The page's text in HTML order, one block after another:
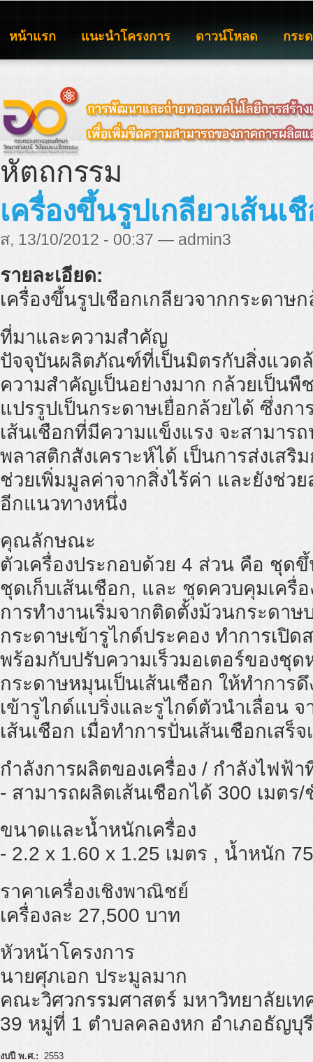
หน้าแรก แนะนำโครงการ ดาวน์โหลด กระ
หัตถกรรม
เครื่องขึ้นรูปเกลียวเส้นเ
ส, 13/10/2012 - 00:37 — admin3
รายละเอียด:
เครื่องขึ้นรูปเชือกเกลียวจากกระดาษ
ที่มาและความสำคัญ
ปัจจุบันผลิตภัณฑ์ที่เป็นมิตรกับสิ่งแวด
ความสำคัญเป็นอย่างมาก กล้วยเป็น
แปรรูปเป็นกระดาษเยื่อกล้วยได้ ซึ่งก
เส้นเชือกที่มีความแข็งแรง จะสามาร
พลาสติกสังเคราะห์ได้ เป็นการส่งเสริ
ช่วยเพิ่มมูลค่าจากสิ่งไร้ค่า และยังช่ว
อีกแนวทางหนึ่ง
คุณลักษณะ
ตัวเครื่องประกอบด้วย 4 ส่วน คือ ชุดขึ้
ชุดเก็บเส้นเชือก, และ ชุดควบคุมเครื่อ
การทำงานเริ่มจากติดตั้งม้วนกระดา
กระดาษเข้ารูไกด์ประคอง ทำการเปิ
พร้อมกับปรับความเร็วมอเตอร์ของชุ
กระดาษหมุนเป็นเส้นเชือก ให้ทำการ
เข้ารูไกด์แบริ่งและรูไกด์ตัวนำเลื่อน
เส้นเชือก เมื่อทำการปั่นเส้นเชือกเสร็
กำลังการผลิตของเครื่อง / กำลังไฟฟ้า
- สามารถผลิตเส้นเชือกได้ 300 เมตร/
ขนาดและน้ำหนักเครื่อง
- 2.2 x 1.60 x 1.25 เมตร , น้ำหนัก
ราคาเครื่องเชิงพาณิชย์
เครื่องละ 27,500 บาท
หัวหน้าโครงการ
นายศุภเอก ประมูลมาก
คณะวิศวกรรมศาสตร์ มหาวิทยาลัยเ
39 หมู่ที่ 1 ตำบลคลองหก อำเภอธัญบุ
งบปี พ.ศ.: 2553